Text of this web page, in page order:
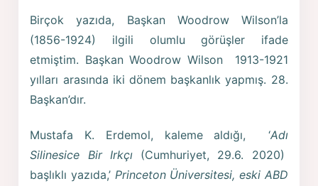
Birçok yazıda, Başkan Woodrow Wilson’la
(1856-1924) ilgili olumlu görüşler ifade
etmiştim. Başkan Woodrow Wilson 1913-1921
yılları arasında iki dönem başkanlık yapmış. 28.
Başkan’dır.
Mustafa K. Erdemol, kaleme aldığı, ‘Adı
Silinesice
Bir Irkçı(Cumhuriyet, 29.6. 2020)
başlıklı yazıda,’ Princeton Üniversitesi, eski ABD